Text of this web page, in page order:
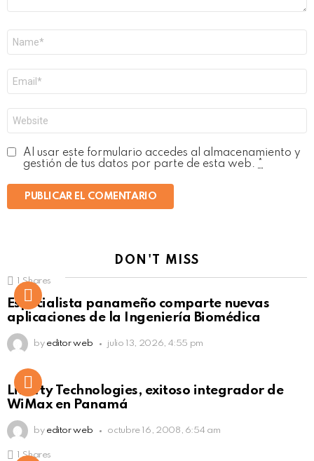
electrónico
*
Al usar este formulario accedes al almacenamiento y
gestión de tus datos por parte de esta web.
DON'T MISS
Click to view this post
Shares
Especialista panameño comparte nuevas
aplicaciones de la Ingeniería Biomédica
by editor web julio 13, 2026, 4:55 pm
Liberty Technologies, exitoso integrador de
WiMax en Panamá
by editor web octubre 16, 2008, 6:54 am
Shares